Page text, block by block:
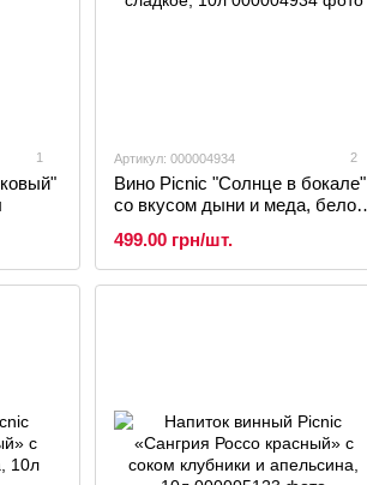
1 Артикул: 000004934 2
Вино Picnic "Солнце в бокале"
со вкусом дыни и меда, белое
499.00 грн/шт.